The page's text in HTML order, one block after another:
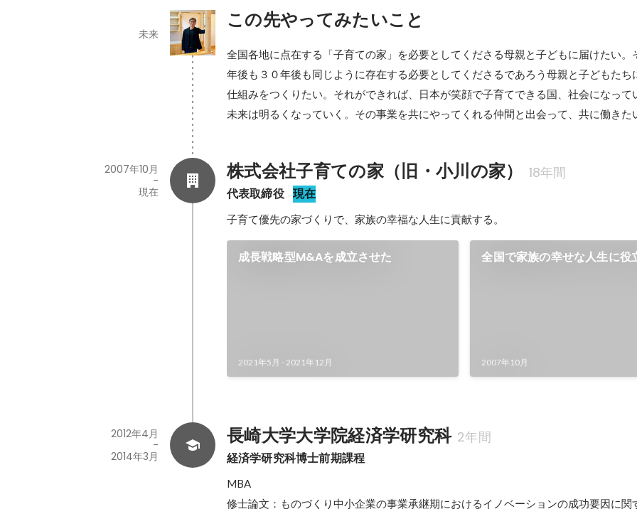
この先やってみたいこと
未来
全国各地に点在する「子育ての家」を必要としてくださる母親と子どもに届けたい。
年後も３０年後も同じように存在する必要としてくださるであろう母親と子どもたち
仕組みをつくりたい。それができれば、日本が笑顔で子育てできる国、社会になって
未来は明るくなっていく。その事業を共にやってくれる仲間と出会って、共に働きた
株式会社子育ての家（旧・小川の家） 18年間
代表取締役 現在
2007年10月
-
現在
子育て優先の家づくりで、家族の幸福な人生に貢献する。
成長戦略型M&Aを成立させた
2021年5月 - 2021年12月
全国で家族の幸せな人生に役
2007年10月
長崎大学大学院経済学研究科 2年間
経済学研究科博士前期課程
2012年4月
-
2014年3月
MBA
修士論文：ものづくり中小企業の事業承継期におけるイノベーションの成功要因に関